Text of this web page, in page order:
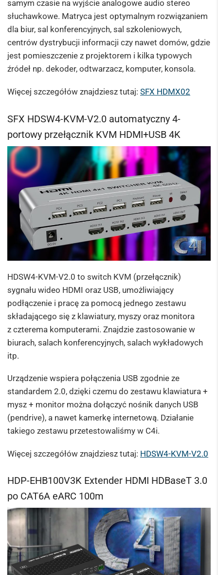
samym czasie na wyjście analogowe audio stereo
słuchawkowe. Matryca jest optymalnym rozwiązaniem
dla biur, sal konferencyjnych, sal szkoleniowych,
centrów dystrybucji informacji czy nawet domów, gdzie
jest pomieszczenie z projektorem i kilka typowych
źródeł np. dekoder, odtwarzacz, komputer, konsola.
Więcej szczegółów znajdziesz tutaj: SFX HDMX02
SFX HDSW4-KVM-V2.0 automatyczny 4-
portowy przełącznik KVM HDMI+USB 4K
HDSW4-KVM-V2.0 to switch KVM (przełącznik)
sygnału wideo HDMI oraz USB, umożliwiający
podłączenie i pracę za pomocą jednego zestawu
składającego się z klawiatury, myszy oraz monitora
z czterema komputerami. Znajdzie zastosowanie w
biurach, salach konferencyjnych, salach wykładowych
itp.
Urządzenie wspiera połączenia USB zgodnie ze
standardem 2.0, dzięki czemu do zestawu klawiatura +
mysz + monitor można dołączyć nośnik danych USB
(pendrive), a nawet kamerkę internetową. Działanie
takiego zestawu przetestowaliśmy w C4i.
Więcej szczegółów znajdziesz tutaj: HDSW4-KVM-V2.0
HDP-EHB100V3K Extender HDMI HDBaseT 3.0
po CAT6A eARC 100m